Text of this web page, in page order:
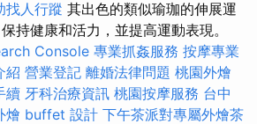
找人行蹤 其出色的類似瑜珈的伸展運
持健康和活力，並提高運動表現。
Console 專業抓姦服務 按摩專業
紹 營業登記 離婚法律問題 桃園外燴
續 牙科治療資訊 桃園按摩服務 台中
燴 buffet 設計 下午茶派對專屬外燴茶